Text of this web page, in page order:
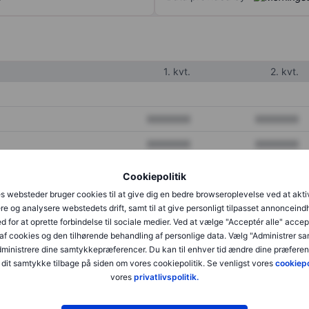
Cookiepolitik
websteder bruger cookies til at give dig en bedre browseroplevelse ved at
og analysere webstedets drift, samt til at give personligt tilpasset
for at oprette forbindelse til sociale medier. Ved at vælge "Acceptér alle"
cookies og den tilhørende behandling af personlige data. Vælg "Administrer
dine samtykkepræferencer. Du kan til enhver tid ændre dine
samtykke tilbage på siden om vores cookiepolitik. Se venligst vores
vores privatlivspolitik.
1. kvt. 2. kvt.
XXXXXXX XXXXXXX
XXXXXXX